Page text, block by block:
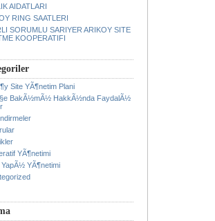
AIDATLARI
RING SAATLERI
SORUMLU SARIYER ARIKOY SITE
KOOPERATIFI
Site YÃ¶netim Plani
BakÃ½mÃ½ HakkÃ½nda FaydalÃ½
YÃ¶netimi
YapÃ½ YÃ¶netimi